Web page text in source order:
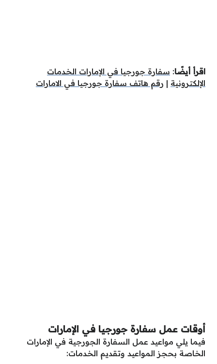
اقرأ أيضًا: سفارة جورجيا في الإمارات الخدمات
الإلكترونية | رقم هاتف سفارة جورجيا في الامارات
أوقات عمل سفارة جورجيا في الإمارات
فيما يلي مواعيد عمل السفارة الجورجية في الإمارات
الخاصة بحجز المواعيد وتقديم الخدمات: